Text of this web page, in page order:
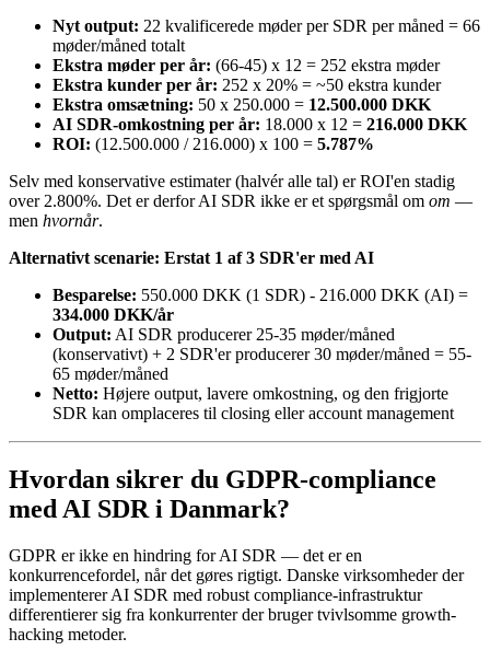
Nyt output: 22 kvalificerede møder per SDR per måned = 66
møder/måned totalt
Ekstra møder per år: (66-45) x 12 = 252 ekstra møder
Ekstra kunder per år: 252 x 20% = ~50 ekstra kunder
Ekstra omsætning: 50 x 250.000 = 12.500.000 DKK
AI SDR-omkostning per år: 18.000 x 12 = 216.000 DKK
ROI: (12.500.000 / 216.000) x 100 = 5.787%
Selv med konservative estimater (halvér alle tal) er ROI'en stadig
over 2.800%. Det er derfor AI SDR ikke er et spørgsmål om om —
men hvornår.
Alternativt scenarie: Erstat 1 af 3 SDR'er med AI
Besparelse: 550.000 DKK (1 SDR) - 216.000 DKK (AI) =
334.000 DKK/år
Output: AI SDR producerer 25-35 møder/måned
(konservativt) + 2 SDR'er producerer 30 møder/måned = 55-
65 møder/måned
Netto: Højere output, lavere omkostning, og den frigjorte
SDR kan omplaceres til closing eller account management
Hvordan sikrer du GDPR-compliance
med AI SDR i Danmark?
GDPR er ikke en hindring for AI SDR — det er en
konkurrencefordel, når det gøres rigtigt. Danske virksomheder der
implementerer AI SDR med robust compliance-infrastruktur
differentierer sig fra konkurrenter der bruger tvivlsomme growth-
hacking metoder.